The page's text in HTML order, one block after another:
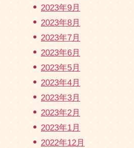
2023年9月
2023年8月
2023年7月
2023年6月
2023年5月
2023年4月
2023年3月
2023年2月
2023年1月
2022年12月